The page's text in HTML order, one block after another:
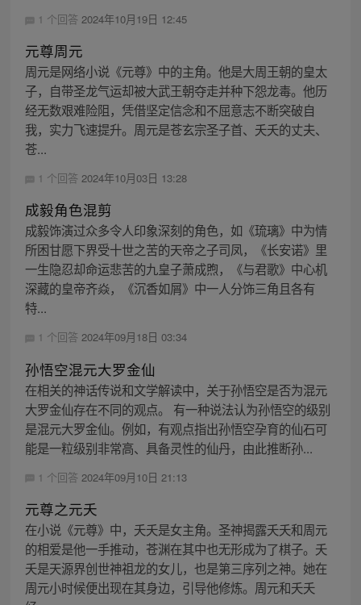
1 个回答 2024年10月19日 12:45
元尊周元
周元是网络小说《元尊》中的主角。他是大周王朝的皇太
子，自带圣龙气运却被大武王朝夺走并种下怨龙毒。他历
经无数艰难险阻，凭借坚定信念和不屈意志不断突破自
我，实力飞速提升。周元是苍玄宗圣子首、夭夭的丈夫、
苍...
1 个回答 2024年10月03日 13:28
成毅角色混剪
成毅饰演过众多令人印象深刻的角色，如《琉璃》中为情
所困甘愿下界受十世之苦的天帝之子司凤，《长安诺》里
一生隐忍却命运悲苦的九皇子萧成煦，《与君歌》中心机
深藏的皇帝齐焱，《沉香如屑》中一人分饰三角且各有
特...
1 个回答 2024年09月18日 03:34
孙悟空混元大罗金仙
在相关的神话传说和文学解读中，关于孙悟空是否为混元
大罗金仙存在不同的观点。 有一种说法认为孙悟空的级别
是混元大罗金仙。例如，有观点指出孙悟空孕育的仙石可
能是一粒级别非常高、具备灵性的仙丹，由此推断孙...
1 个回答 2024年09月10日 21:13
元尊之元夭
在小说《元尊》中，夭夭是女主角。圣神揭露夭夭和周元
的相爱是他一手推动，苍渊在其中也无形成为了棋子。夭
夭是天源界创世神祖龙的女儿，也是第三序列之神。她在
周元小时候便出现在其身边，引导他修炼。周元和夭夭